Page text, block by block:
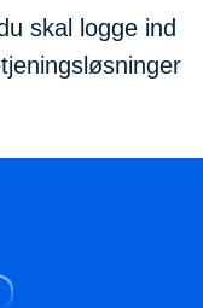
skal logge ind